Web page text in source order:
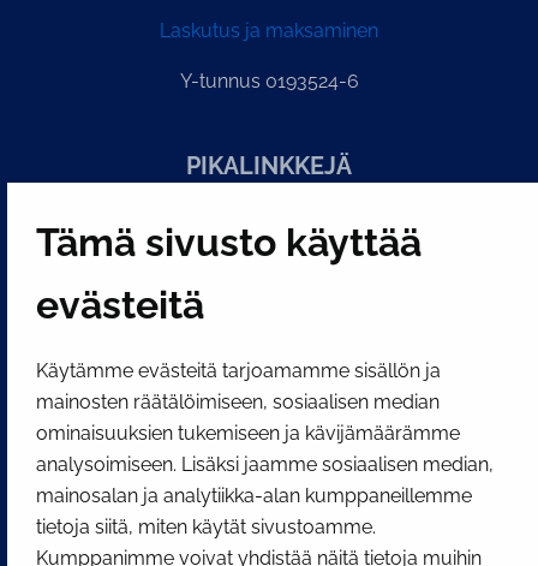
Tämä sivusto käyttää
evästeitä
Käytämme evästeitä tarjoamamme sisällön ja
mainosten räätälöimiseen, sosiaalisen median
ominaisuuksien tukemiseen ja kävijämäärämme
analysoimiseen. Lisäksi jaamme sosiaalisen median,
mainosalan ja analytiikka-alan kumppaneillemme
tietoja siitä, miten käytät sivustoamme.
Kumppanimme voivat yhdistää näitä tietoja muihin
Laskutus ja maksaminen
Y-tunnus 0193524-6
PI­KA­LINK­KE­JÄ
Näytä evästeasetukseni
SOSIAALINEN MEDIA